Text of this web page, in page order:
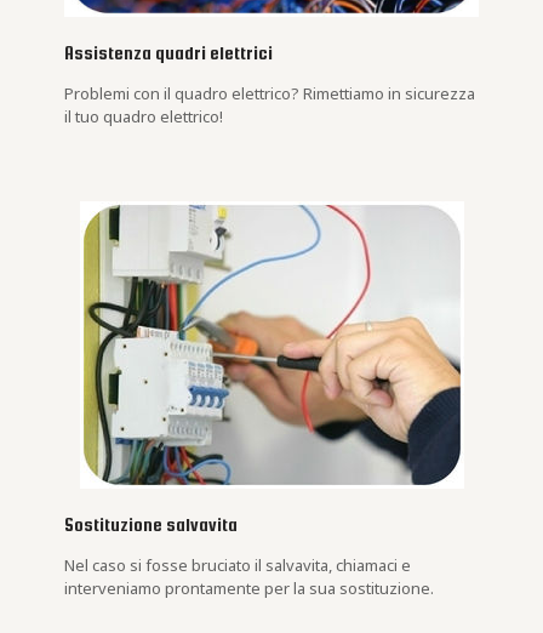
Assistenza quadri elettrici
Problemi con il quadro elettrico? Rimettiamo in sicurezza
il tuo quadro elettrico!
Sostituzione salvavita
Nel caso si fosse bruciato il salvavita, chiamaci e
interveniamo prontamente per la sua sostituzione.